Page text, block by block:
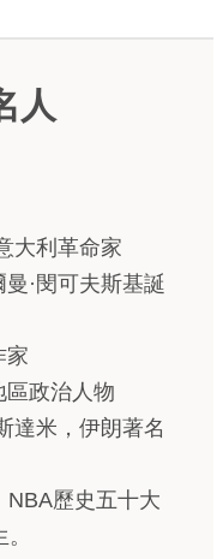
人
大利革命家
·閔可夫斯基誕
家
政治人物
米，伊朗著名
歷史五十大